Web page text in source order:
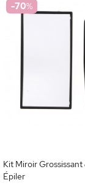
-70%
Kit Miroir Grossissant
Épiler